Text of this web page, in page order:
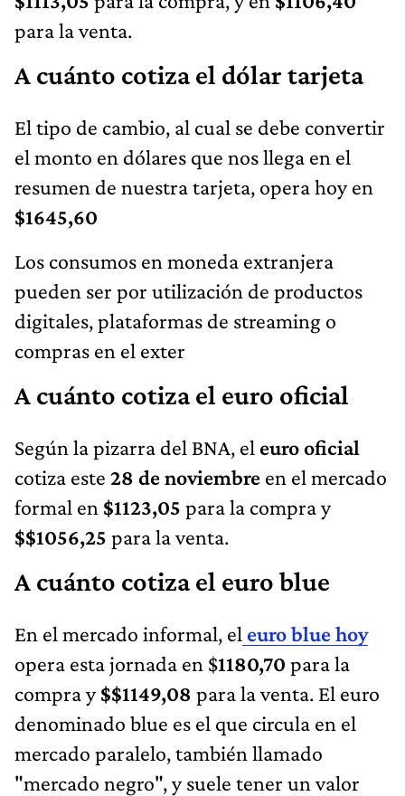
para la venta.
A cuánto cotiza el dólar tarjeta
El tipo de cambio, al cual se debe convertir
el monto en dólares que nos llega en el
resumen de nuestra tarjeta, opera hoy en
$1645,60
Los consumos en moneda extranjera
pueden ser por utilización de productos
digitales, plataformas de streaming o
compras en el exter
A cuánto cotiza el euro oficial
Según la pizarra del BNA, el euro oficial
cotiza este 28 de noviembre en el mercado
formal en $1123,05 para la compra y
$$1056,25 para la venta.
A cuánto cotiza el euro blue
En el mercado informal, el euro blue hoy
opera esta jornada en $1180,70 para la
compra y$$1149,08 para la venta. El euro
denominado blue es el que circula en el
mercado paralelo, también llamado
"mercado negro", y suele tener un valor